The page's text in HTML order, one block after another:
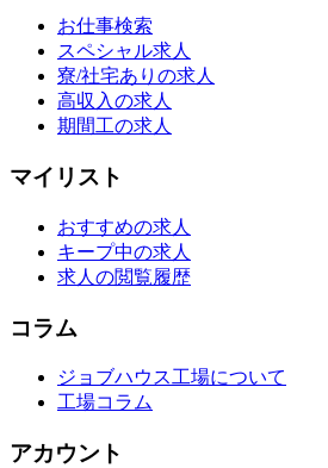
お仕事検索
スペシャル求人
寮/社宅ありの求人
高収入の求人
期間工の求人
マイリスト
おすすめの求人
キープ中の求人
求人の閲覧履歴
コラム
ジョブハウス工場について
工場コラム
アカウント